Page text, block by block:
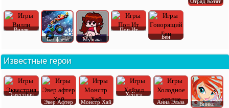
Вилли
Без флеш
Музыка
Поп Ит
Бен
Известные герои
Эквестрия
Эвер Афтер
Монстр Хай
Хейзел
Анна Эльза
Винкс